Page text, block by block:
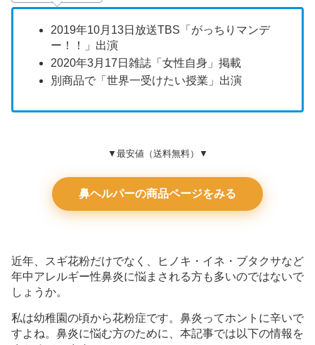
2019年10月13日放送TBS「がっちりマンデ
ー！！」出演
2020年3月17日雑誌「女性自身」掲載
別商品で「世界一受けたい授業」出演
▼最安値（送料無料）▼
鼻ヘルパーの商品ページをみる
近年、スギ花粉だけでなく、ヒノキ・イネ・ブタクサなど
年中アレルギー性鼻炎に悩まされる方も多いのではないで
しょうか。
私は幼稚園の頃から花粉症です。鼻炎ってホントに辛いで
すよね。鼻炎に悩む方のために、本記事では以下の情報を